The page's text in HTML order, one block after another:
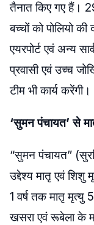
तैनात किए गए हैं।
बच्चों को पोलियो
एयरपोर्ट एवं अन्य
प्रवासी एवं उच्च
टीम भी कार्य करेंगी।
‘सुमन पंचायत’ से
“सुमन पंचायत”
उद्देश्य मातृ एवं शिशु
1 वर्ष तक मातृ
खसरा एवं रूबेला के